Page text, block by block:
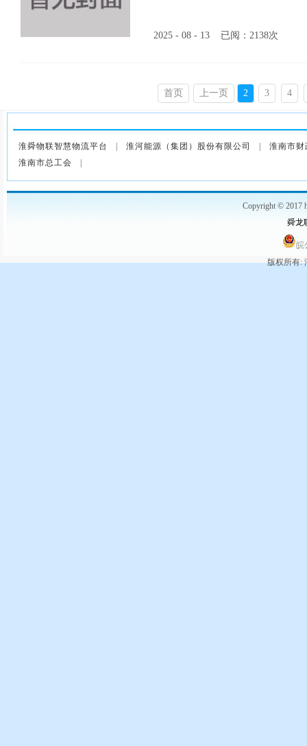
2025 - 08 - 13 已阅：2138次
首页 上一页 2 3 4
淮舜物联智慧物流平台 淮河能源（集团）股份有限公司
淮南市财
淮南市总工会
Copyright © 2017
舜龙
皖
版权所有: